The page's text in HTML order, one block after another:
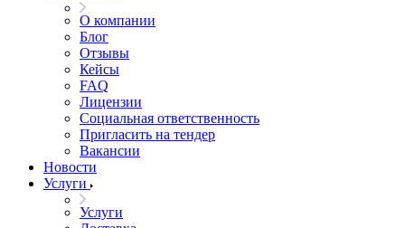
О компании
Блог
Отзывы
Кейсы
FAQ
Лицензии
Социальная ответственность
Пригласить на тендер
Вакансии
Новости
Услуги
Услуги